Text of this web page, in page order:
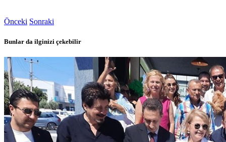
Önceki Sonraki
Bunlar da ilginizi çekebilir